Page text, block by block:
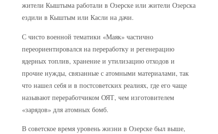
жители Кыштыма работали в Озерске или жители Озерска
ездили в Кыштым или Касли на дачи.
С чисто военной тематики «Маяк» частично
переориентировался на переработку и регенерацию
ядерных топлив, хранение и утилизацию отходов и
прочие нужды, связанные с атомными материалами, так
что нашел себя и в постсоветских реалиях, где его чаще
называют переработчиком ОЯТ, чем изготовителем
«зарядов» для атомных бомб.
В советское время уровень жизни в Озерске был выше,